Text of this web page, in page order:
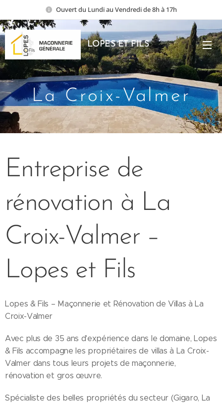
Ouvert du Lundi au Vendredi de 8h à 17h
LOPES ET FILS
La Croix-Valmer
Entreprise de
rénovation à La
Croix-Valmer –
Lopes et Fils
Lopes & Fils – Maçonnerie et Rénovation de Villas à La
Croix-Valmer
Avec plus de 35 ans d'expérience dans le domaine, Lopes
& Fils accompagne les propriétaires de villas à La Croix-
Valmer dans tous leurs projets de maçonnerie,
rénovation et gros œuvre.
Spécialiste des belles propriétés du secteur (Gigaro, La